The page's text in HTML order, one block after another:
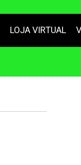
LOJA VIRTUAL